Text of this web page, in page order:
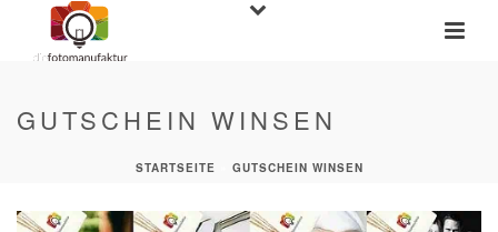
GUTSCHEIN WINSEN
STARTSEITE GUTSCHEIN WINSEN